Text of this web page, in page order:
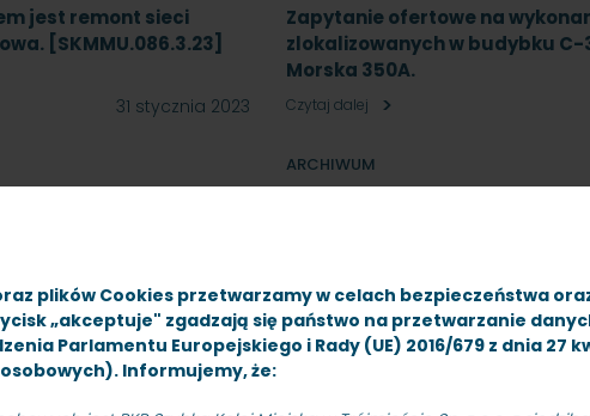
plików Cookies przetwarzamy w celach bezpieczeństwa
„akceptuje" zgadzają się państwo na przetwarzanie
Parlamentu Europejskiego i Rady (UE) 2016/679 z dnia 27
Informujemy, że:
jest remont sieci
[SKMMU.086.3.23]
31 stycznia 2023
Zapytanie ofertowe na
zlokalizowanych w budybku C-
Morska 350A.
Czytaj dalej
znak sprawy
ARCHIWUM
Sprzedaż zbiornika
i kontroli
roku 2023.
PRZETARGI
Przetarg nieograniczony na
SKMMU.086.73.22.